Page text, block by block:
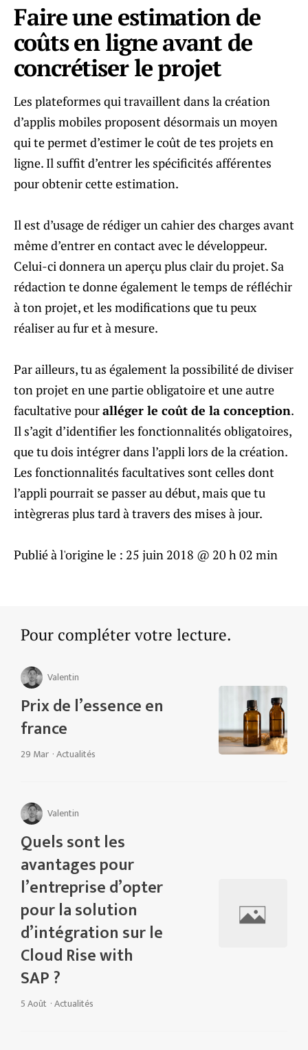
Faire une estimation de
coûts en ligne avant de
concrétiser le projet
Les plateformes qui travaillent dans la création
d’applis mobiles proposent désormais un moyen
qui te permet d’estimer le coût de tes projets en
ligne. Il suffit d’entrer les spécificités afférentes
pour obtenir cette estimation.
Il est d’usage de rédiger un cahier des charges avant
même d’entrer en contact avec le développeur.
Celui-ci donnera un aperçu plus clair du projet. Sa
rédaction te donne également le temps de réfléchir
à ton projet, et les modifications que tu peux
réaliser au fur et à mesure.
Par ailleurs, tu as également la possibilité de diviser
ton projet en une partie obligatoire et une autre
facultative pouralléger le coût de la conception.
Il s’agit d’identifier les fonctionnalités obligatoires,
que tu dois intégrer dans l’appli lors de la création.
Les fonctionnalités facultatives sont celles dont
l’appli pourrait se passer au début, mais que tu
intègreras plus tard à travers des mises à jour.
Publié à l'origine le : 25 juin 2018 @ 20 h 02 min
Pour compléter votre lecture.
Valentin
Prix de l’essence en
france
29 Mar ·Actualités
Valentin
Quels sont les
avantages pour
l’entreprise d’opter
pour la solution
d’intégration sur le
Cloud Rise with
SAP ?
5 Août ·Actualités